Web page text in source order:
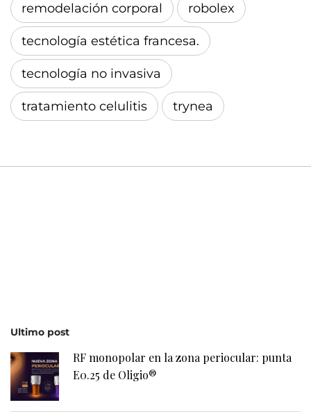
remodelación corporal robolex
tecnología estética francesa.
tecnología no invasiva
tratamiento celulitis trynea
¿Quieres comprar exosomas?